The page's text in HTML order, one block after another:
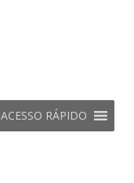
ACESSO RÁPIDO